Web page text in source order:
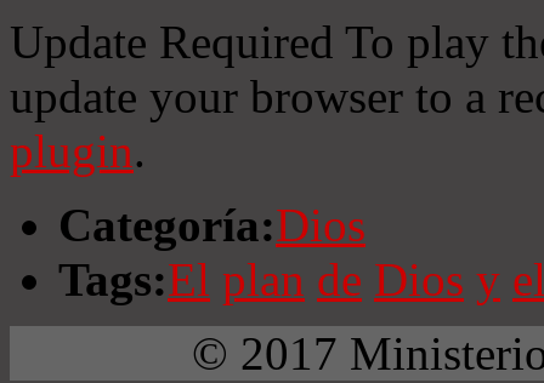
Update Required To play
update your browser to a
plugin.
Categoría:Dios
Tags:El plan de Dios y
© 2017